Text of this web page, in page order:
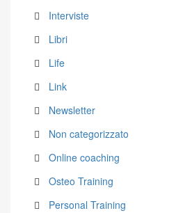
Interviste
Libri
Life
Link
Newsletter
Non categorizzato
Online coaching
Osteo Training
Personal Training